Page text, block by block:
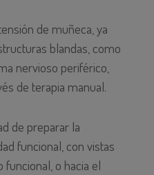
de muñeca, ya
blandas, como
nervioso periférico,
de terapia manual.
de preparar la
funcional, con vistas
o hacia el